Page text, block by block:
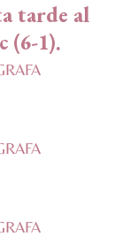
tarde al
(6-1).